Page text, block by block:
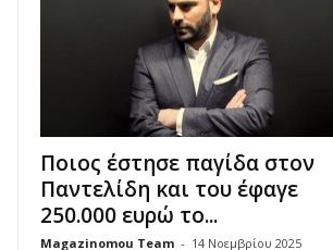
Ποιος έστησε παγίδα στον
Παντελίδη και του έφαγε
250.000 ευρώ το...
Magazinomou Team - 14 Νοεμβρίου 2025